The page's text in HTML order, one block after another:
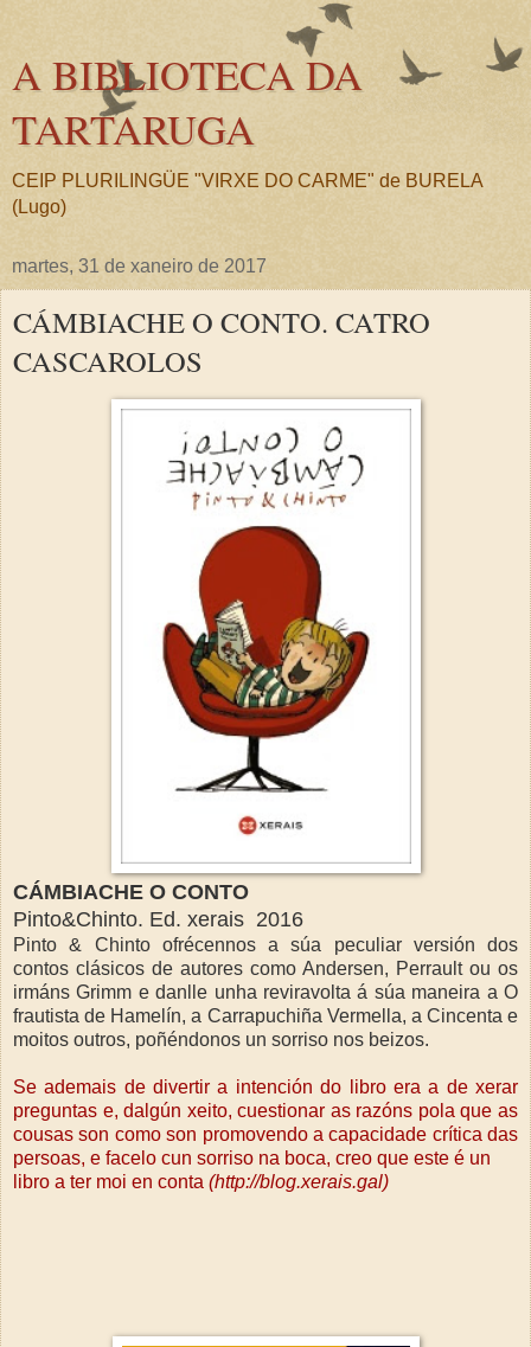
A BIBLIOTECA DA
TARTARUGA
CEIP PLURILINGÜE "VIRXE DO CARME" de BURELA
(Lugo)
martes, 31 de xaneiro de 2017
CÁMBIACHE O CONTO. CATRO
CASCAROLOS
CÁMBIACHE O CONTO
Pinto&Chinto. Ed. xerais 2016
Pinto & Chinto ofrécennos a súa peculiar versión dos
contos clásicos de autores como Andersen, Perrault ou os
irmáns Grimm e danlle unha reviravolta á súa maneira a O
frautista de Hamelín, a Carrapuchiña Vermella, a Cincenta e
moitos outros, poñéndonos un sorriso nos beizos.
Se ademais de divertir a intención do libro era a de xerar
preguntas e, dalgún xeito, cuestionar as razóns pola que as
cousas son como son promovendo a capacidade crítica das
persoas, e facelo cun sorriso na boca, creo que este é un
libro a ter moi en conta (http://blog.xerais.gal)